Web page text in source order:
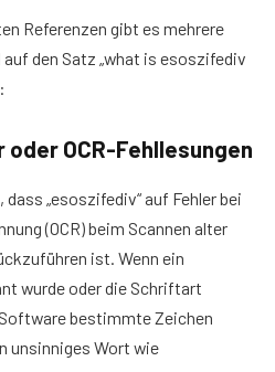
Referenzen gibt es mehrere
den Satz „what is esoszifediv
oder OCR-Fehllesungen
„esoszifediv“ auf Fehler bei
(OCR) beim Scannen alter
ist. Wenn ein
wurde oder die Schriftart
bestimmte Zeichen
unsinniges Wort wie